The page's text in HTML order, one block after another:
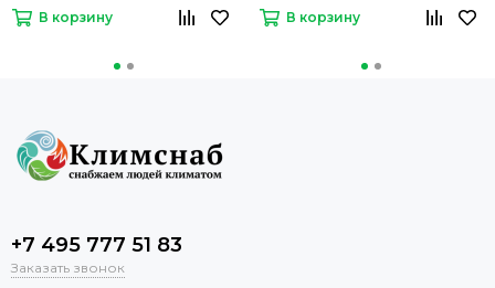
В корзину В корзину
+7 495 777 51 83
Заказать звонок